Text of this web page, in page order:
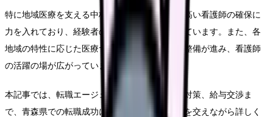
特に地域医療を支える中核病院では、専門性の高い看護師の確保に
力を入れており、経験者の採用を積極的に行っています。また、各
地域の特性に応じた医療サービスの提供体制も整備が進み、看護師
の活躍の場が広がっています。
本記事では、転職エージェントの選定から面接対策、給与交渉ま
で、青森県での転職成功に必要な情報を、実例を交えながら詳しく